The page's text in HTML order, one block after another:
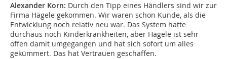
Alexander Korn: Durch den Tipp eines Händlers sind wir zur
Firma Hägele gekommen. Wir waren schon Kunde, als die
Entwicklung noch relativ neu war. Das System hatte
durchaus noch Kinderkrankheiten, aber Hägele ist sehr
offen damit umgegangen und hat sich sofort um alles
gekümmert. Das hat Vertrauen geschaffen.